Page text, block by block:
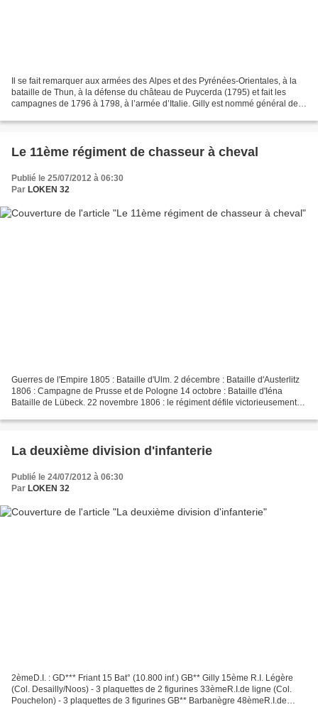
Il se fait remarquer aux armées des Alpes et des Pyrénées-Orientales, à la
bataille de Thun, à la défense du château de Puycerda (1795) et fait les
campagnes de 1796 à 1798, à l’armée d’Italie. Gilly est nommé général de
Le 11ème régiment de chasseur à cheval
Publié le 25/07/2012 à 06:30
Par LOKEN 32
Guerres de l'Empire 1805 : Bataille d'Ulm. 2 décembre : Bataille d'Austerlitz
1806 : Campagne de Prusse et de Pologne 14 octobre : Bataille d'Iéna
Bataille de Lübeck. 22 novembre 1806 : le régiment défile victorieusement
La deuxième division d'infanterie
Publié le 24/07/2012 à 06:30
Par LOKEN 32
2èmeD.I. : GD*** Friant 15 Bat° (10.800 inf.) GB** Gilly 15ème R.I. Légère
(Col. Desailly/Noos) - 3 plaquettes de 2 figurines 33èmeR.I.de ligne (Col.
Pouchelon) - 3 plaquettes de 3 figurines GB** Barbanègre 48èmeR.I.de